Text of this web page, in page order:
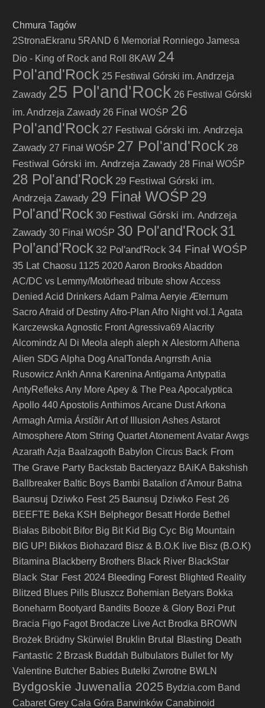
Chmura Tagów
2StronaEkranu 5RAND 6 Memoriał Ronniego Jamesa
Dio - King of Rock and Roll
8KAW 24
Pol'and'Rock 25 Festiwal Górski im. Andrzeja
Zawady 25 Pol'and'Rock 26 Festiwal Górski
im. Andrzeja Zawady 26 Finał WOŚP 26
Pol'and'Rock 27 Festiwal Górski im. Andrzeja
Zawady 27 Finał WOŚP 27 Pol'and'Rock 28
Festiwal Górski im. Andrzeja Zawady 28 Finał WOŚP
28 Pol'and'Rock 29 Festiwal Górski im.
Andrzeja Zawady 29 Finał WOŚP 29
Pol'and'Rock 30 Festiwal Górski im. Andrzeja
Zawady 30 Finał WOŚP 30 Pol'and'Rock31
Pol’and’Rock 32 Pol'and'Rock 34 Finał WOŚP
35 Lat Chaosu 1125 2020Aaron BrooksAbaddon
AC/DC vs Lemmy/Motörhead tribute showAccess
Denied Acid DrinkersAdam Palma Aeryie Æternum
SacroAfraid of DestinyAfro-Plan Afro Night vol.1 Agata
Karczewska Agnostic FrontAgressiva69 Alacrity
Alcomindz Al Di Meola aleph aleph א AlestormAlhena
Alien SDG Alpha Dog AnalTonda Angrrsth Ania
Rusowicz Ankh Anna Karenina Antigama Antypatia
AntyRefleksAny MoreApey & The Pea Apocalyptica
Apollo 440Apostolis AnthimosArcane DustArkona
Armagh Armia ÁrstíðirArt of Illusion AshesAstarot
AtmosphereAtom String QuartetAtonementAvatarAwgs
Azarath Azja Baalzagoth Babylon Circus Back From
The Grave Party Backstab Bacteryazz BAiKA Bakshish
Ballbreaker Baltic Boys Bambi Batalion d'Amour Batna
Baunsuj Dziwko Fest 25 Baunsuj Dziwko Fest 26
BEEFTE Beka KSH Belphegor Besatt Horde Bethel
Białas Bibobit Bifor Big Bit Kid Big Cyc Big Mountain
BIG UP! Bikkos Biohazard Bisz & B.O.K live Bisz (B.O.K)
Bitamina Blackberry Brothers Black River BlackStar
Black Star Fest 2024 Bleeding Forest Blighted Reality
Blitzed Blues Pills Bluszcz Bohemian Betyars Bokka
Boneharm Bootyard Bandits Booze & Glory Bozi Prut
Bracia Figo Fagot Brodacze Live Act Brodka BROWN
Brożek Brüdny Skürwiel Bruklin Brutal Blasting Death
Fantastic 2 Brzask Buddah Bulbulators Bullet for My
Valentine Butcher Babies Butelki Zwrotne BWLN
Bydgoskie Juwenalia 2025 Bydzia.com Band
Cabaret Grey Cała Góra Barwinków Canabinoid